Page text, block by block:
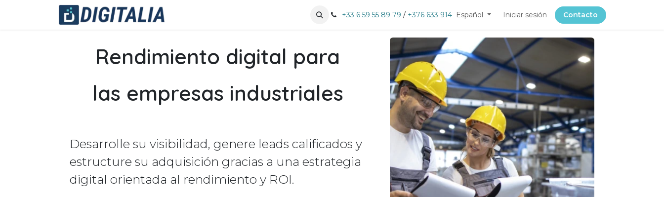
Nuestros clientes Pujar cita
+33 6 59 55 89 79 / +376 633 914 Español Iniciar sesión Contacto
Rendimiento digital para
las empresas industriales
Desarrolle su visibilidad, genere leads calificados y
estructure su adquisición gracias a una estrategia
digital orientada al rendimiento y ROI.